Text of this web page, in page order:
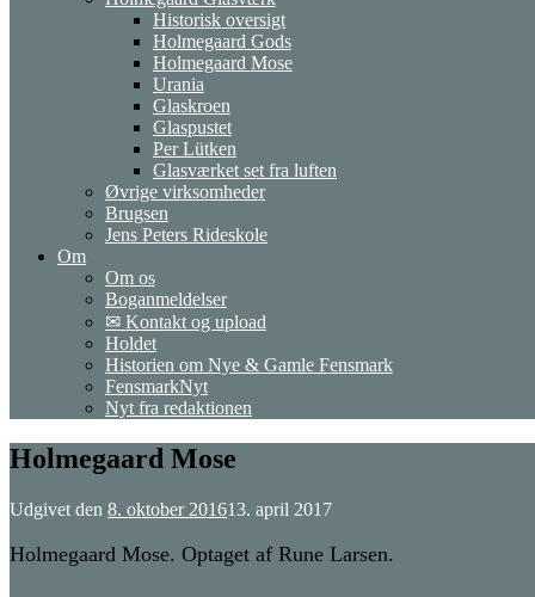
Historisk oversigt
Holmegaard Gods
Holmegaard Mose
Urania
Glaskroen
Glaspustet
Per Lütken
Glasværket set fra luften
Øvrige virksomheder
Brugsen
Jens Peters Rideskole
Om
Om os
Boganmeldelser
✉ Kontakt og upload
Holdet
Historien om Nye & Gamle Fensmark
FensmarkNyt
Nyt fra redaktionen
Holmegaard Mose
Udgivet den 8. oktober 201613. april 2017
Holmegaard Mose. Optaget af Rune Larsen.